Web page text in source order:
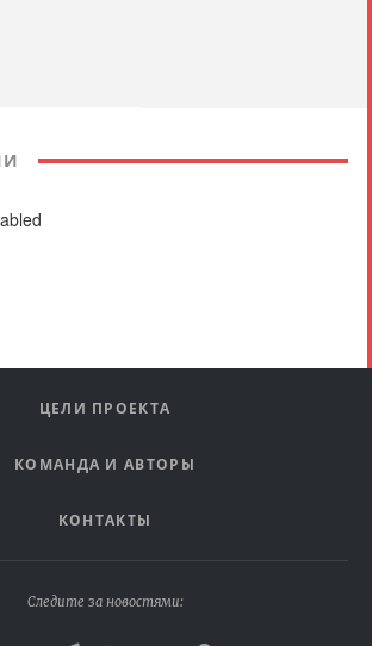
ЦЕЛИ ПРОЕКТА
КОМАНДА И АВТОРЫ
КОНТАКТЫ
Следите за новостями: